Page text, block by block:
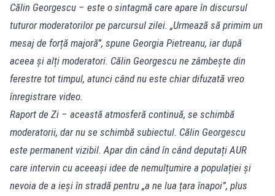
Călin Georgescu – este o sintagmă care apare în discursul
tuturor moderatorilor pe parcursul zilei. „Urmează să primim un
mesaj de forță majoră”, spune Georgia Pietreanu, iar după
aceea și alți moderatori. Călin Georgescu ne zâmbește din
ferestre tot timpul, atunci când nu este chiar difuzată vreo
înregistrare video.
Raport de Zi – această atmosferă continuă, se schimbă
moderatorii, dar nu se schimbă subiectul. Călin Georgescu
este permanent vizibil. Apar din când în când deputați AUR
care intervin cu aceeași idee de nemulțumire a populației și
nevoia de a ieși în stradă pentru „a ne lua țara înapoi”, plus